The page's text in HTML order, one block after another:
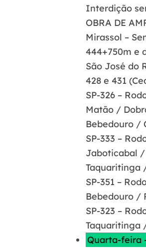
Interdição
OBRA DE
Mirassol –
444+750m e
São José do
428 e 431
SP-326 –
Matão /
Bebedouro /
SP-333 –
Jaboticabal /
Taquaritinga
SP-351 –
Bebedouro /
SP-323 –
Taquaritinga
Quarta-feira